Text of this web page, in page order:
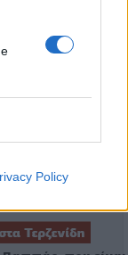
Policy